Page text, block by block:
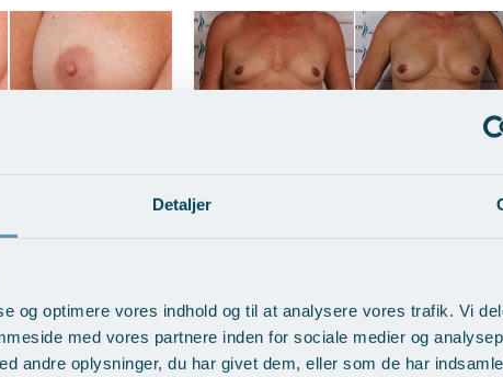
Detaljer
og optimere vores indhold og til at analysere vores trafik. Vi
med vores partnere inden for sociale medier og
andre oplysninger, du har givet dem, eller som de har